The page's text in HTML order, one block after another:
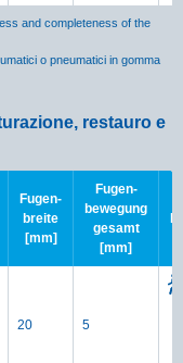
and completeness of the
o pneumatici in gomma
restauro e
Fugen-
breite
[mm]
Fugen-
bewegung
gesamt
[mm]
20 5